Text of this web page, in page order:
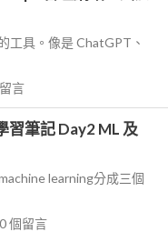
工具。像是 ChatGPT、
言
筆記 Day2 ML 及
learning分成三個
0個留言